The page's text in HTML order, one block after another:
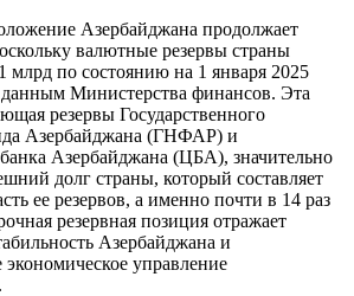
Азербайджана продолжает
валютные резервы страны
млрд по состоянию на 1 января 2025
данным Министерства финансов. Эта
резервы Государственного
Азербайджана (ГНФАР) и
Азербайджана (ЦБА), значительно
долг страны, который составляет
ее резервов, а именно почти в 14 раз
резервная позиция отражает
Азербайджана и
экономическое управление